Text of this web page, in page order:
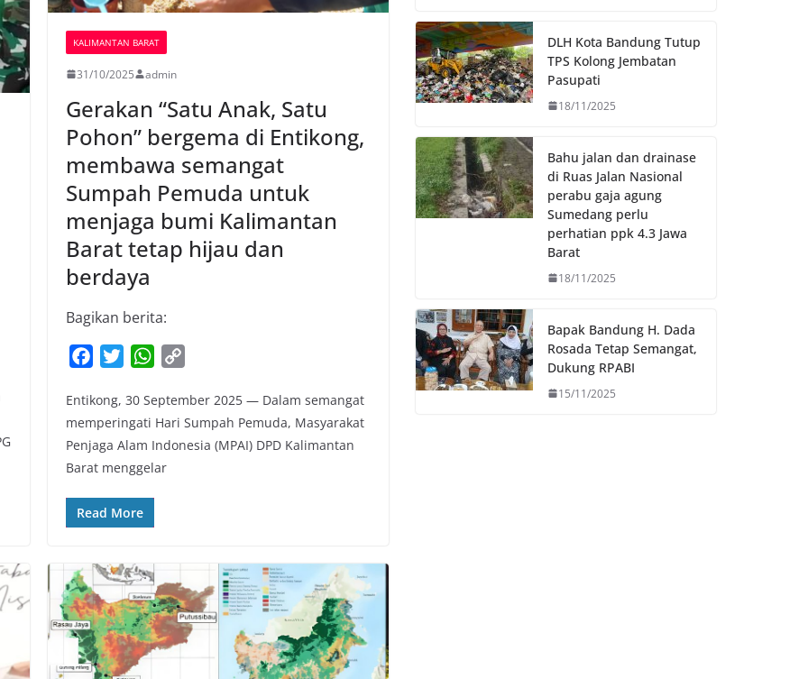
KALIMANTAN BARAT
31/10/2025 admin
Gerakan “Satu Anak, Satu
Pohon” bergema di Entikong,
membawa semangat
Sumpah Pemuda untuk
menjaga bumi Kalimantan
Barat tetap hijau dan
berdaya
Bagikan berita:
c
e
b
o
o
k
i
t
t
e
r
W
a
t
s
A
p
p
y
L
Entikong, 30 September 2025 — Dalam semangat
memperingati Hari Sumpah Pemuda, Masyarakat
Penjaga Alam Indonesia (MPAI) DPD Kalimantan
Barat menggelar
Read More
k
p
k
DLH Kota Bandung Tutup
TPS Kolong Jembatan
Pasupati
18/11/2025
Bahu jalan dan drainase
di Ruas Jalan Nasional
perabu gaja agung
Sumedang perlu
perhatian ppk 4.3 Jawa
Barat
18/11/2025
Bapak Bandung H. Dada
Rosada Tetap Semangat,
Dukung RPABI
15/11/2025